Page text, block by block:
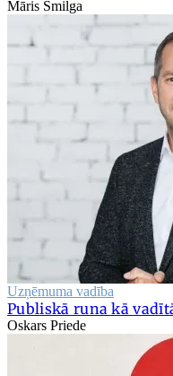
Māris Smilga
Uzņēmuma vadība
Publiskā runa kā
Oskars Priede